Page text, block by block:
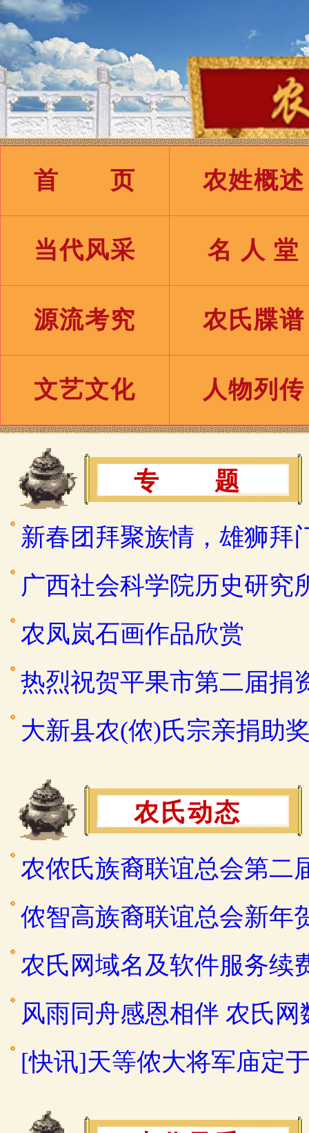
首 页 农姓概述
当代风采 名 人 堂
源流考究 农氏牒谱
文艺文化 人物列传
专 题
新春团拜聚族情，雄狮拜
广西社会科学院历史研
农凤岚石画作品欣赏
热烈祝贺平果市第二届
大新县农(侬)氏宗亲捐助
农氏动态
农侬氏族裔联谊总会第二
侬智高族裔联谊总会新年
农氏网域名及软件服务续
风雨同舟感恩相伴 农氏
[快讯]天等侬大将军庙定